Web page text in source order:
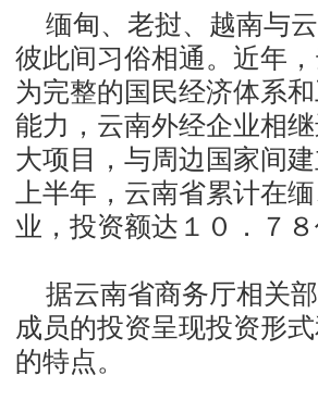
缅甸、老挝、越南与
彼此间习俗相通。近年
为完整的国民经济体系
能力，云南外经企业相
大项目，与周边国家间
上半年，云南省累计在
业，投资额达１０．７８
据云南省商务厅相关
成员的投资呈现投资形
的特点。